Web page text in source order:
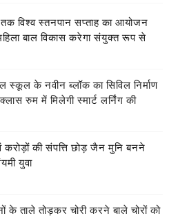
विश्व स्तनपान सप्ताह का आयोजन
बाल विकास करेगा संयुक्त रूप से
स्कूल के नवीन ब्लॉक का सिविल निर्माण
रुम में मिलेगी स्मार्ट लर्निंग की
की संपत्ति छोड़ जैन मुनि बनने
युवा
के ताले तोड़कर चोरी करने बाले चोरों को